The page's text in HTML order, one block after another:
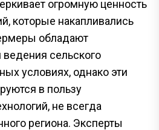
огромную ценность
которые накапливались
обладают
сельского
условиях, однако эти
в пользу
не всегда
региона. Эксперты